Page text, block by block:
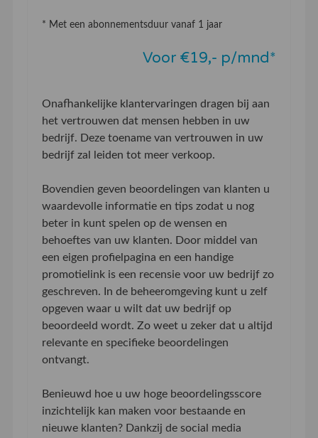
* Met een abonnementsduur vanaf 1 jaar
Voor €19,- p/mnd*
Onafhankelijke klantervaringen dragen bij aan
het vertrouwen dat mensen hebben in uw
bedrijf. Deze toename van vertrouwen in uw
bedrijf zal leiden tot meer verkoop.
Bovendien geven beoordelingen van klanten u
waardevolle informatie en tips zodat u nog
beter in kunt spelen op de wensen en
behoeftes van uw klanten. Door middel van
een eigen profielpagina en een handige
promotielink is een recensie voor uw bedrijf zo
geschreven. In de beheeromgeving kunt u zelf
opgeven waar u wilt dat uw bedrijf op
beoordeeld wordt. Zo weet u zeker dat u altijd
relevante en specifieke beoordelingen
ontvangt.
Benieuwd hoe u uw hoge beoordelingsscore
inzichtelijk kan maken voor bestaande en
nieuwe klanten? Dankzij de social media